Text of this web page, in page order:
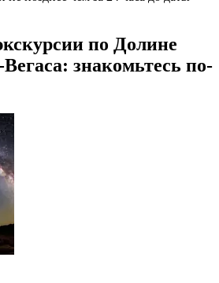
по Долине
знакомьтесь по-